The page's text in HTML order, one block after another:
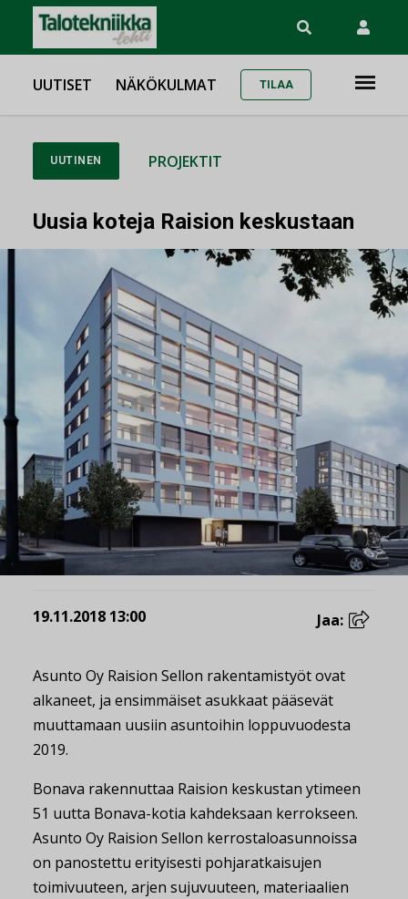
UUTISET NÄKÖKULMAT TILAA
UUTINEN PROJEKTIT
Uusia koteja Raision keskustaan
19.11.2018 13:00 Jaa:
Asunto Oy Raision Sellon rakentamistyöt ovat
alkaneet, ja ensimmäiset asukkaat pääsevät
muuttamaan uusiin asuntoihin loppuvuodesta
2019.
Bonava rakennuttaa Raision keskustan ytimeen
51 uutta Bonava-kotia kahdeksaan kerrokseen.
Asunto Oy Raision Sellon kerrostaloasunnoissa
on panostettu erityisesti pohjaratkaisujen
toimivuuteen, arjen sujuvuuteen, materiaalien